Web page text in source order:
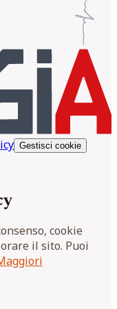
Gestisci cookie
cookie
il sito. Puoi